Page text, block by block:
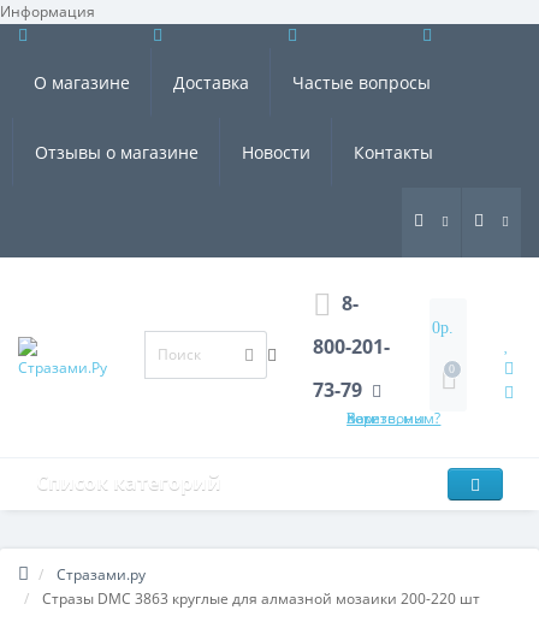
Информация ×
О магазине Доставка Частые вопросы
Отзывы о магазине Новости Контакты
8-
800-201-
73-79
Хотите, мы Вам перезвоним?
0р.
0
Список категорий
Стразами.ру
Стразы DMC 3863 круглые для алмазной мозаики 200-220 шт